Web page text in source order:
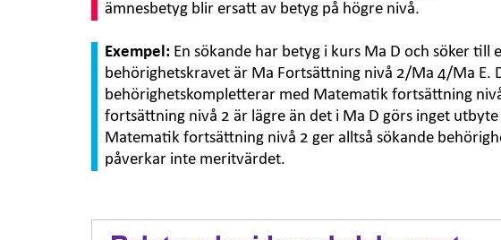
ämnesbetyg blir ersatt av betyg på högre nivå.
Exempel: En sökande har betyg i kurs Ma D och söker till
behörighetskravet är Ma Fortsättning nivå 2/Ma 4/Ma E.
behörighetskompletterar med Matematik fortsättning
fortsättning nivå 2 är lägre än det i Ma D görs inget
Matematik fortsättning nivå 2 ger alltså sökande
påverkar inte meritvärdet.